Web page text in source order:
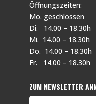
Öffnungszeiten:
Mo. geschlossen
Di. 14.00 – 18.30h
Mi. 14.00 – 18.30h
Do. 14.00 – 18.30h
Fr. 14.00 – 18.30h
ZUM NEWSLETTER